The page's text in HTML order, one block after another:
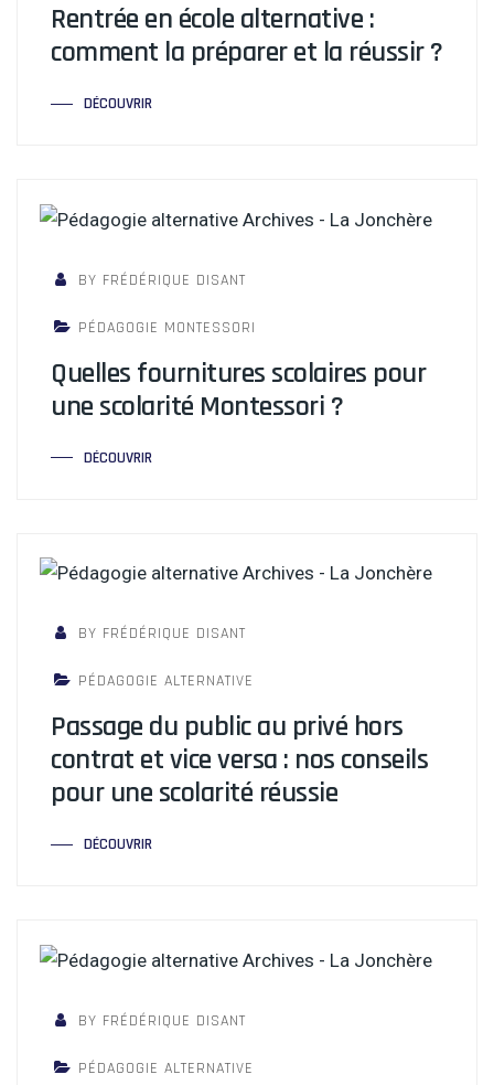
Rentrée en école alternative :
comment la préparer et la réussir ?
DÉCOUVRIR
BY FRÉDÉRIQUE DISANT
PÉDAGOGIE MONTESSORI
Quelles fournitures scolaires pour
une scolarité Montessori ?
DÉCOUVRIR
BY FRÉDÉRIQUE DISANT
PÉDAGOGIE ALTERNATIVE
Passage du public au privé hors
contrat et vice versa : nos conseils
pour une scolarité réussie
DÉCOUVRIR
BY FRÉDÉRIQUE DISANT
PÉDAGOGIE ALTERNATIVE